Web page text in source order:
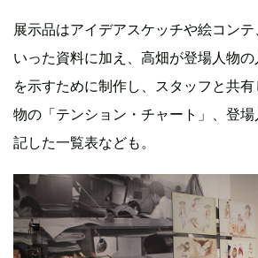
展示品はアイデアスケッチや絵コン
いった資料に加え、高畑が登場人物
を示すために制作し、スタッフと共
物の「テンション・チャート」、登
記した一覧表なども。